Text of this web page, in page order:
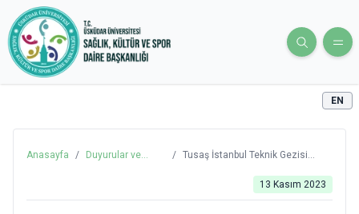
EN
Anasayfa /
Duyurular ve
/
Tusaş İstanbul Teknik Gezisi
13 Kasım 2023